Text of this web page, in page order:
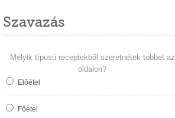
Szavazás
Melyik típusú receptekből szeretnétek többet az
oldalon?
Előétel
Főétel